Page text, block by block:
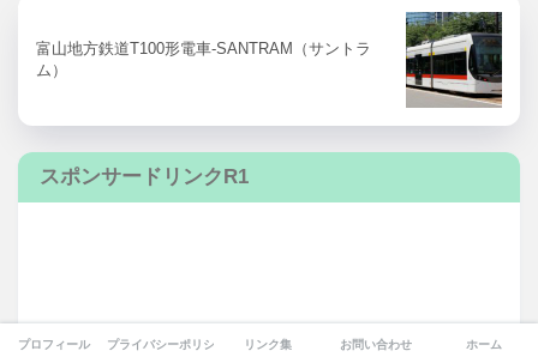
富山地方鉄道T100形電車-SANTRAM（サントラ
ム）
スポンサードリンクR1
プロフィール プライバシーポリシー リンク集 お問い合わせ ホーム